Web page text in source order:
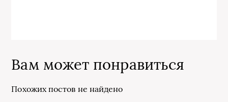
Вам может понравиться
Похожих постов не найдено